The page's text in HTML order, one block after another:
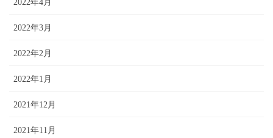
2022年4月
2022年3月
2022年2月
2022年1月
2021年12月
2021年11月